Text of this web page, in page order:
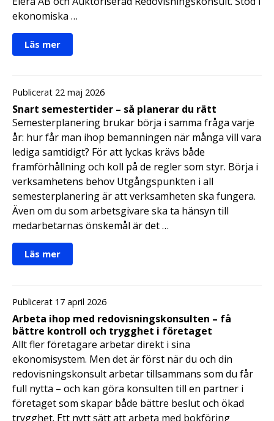
ekonomiska …
Läs mer
Publicerat 22 maj 2026
Snart semestertider – så planerar du rätt
Semesterplanering brukar börja i samma fråga varje
år: hur får man ihop bemanningen när många vill vara
lediga samtidigt? För att lyckas krävs både
framförhållning och koll på de regler som styr. Börja i
verksamhetens behov Utgångspunkten i all
semesterplanering är att verksamheten ska fungera.
Även om du som arbetsgivare ska ta hänsyn till
medarbetarnas önskemål är det …
Läs mer
Publicerat 17 april 2026
Arbeta ihop med redovisningskonsulten – få
bättre kontroll och trygghet i företaget
Allt fler företagare arbetar direkt i sina
ekonomisystem. Men det är först när du och din
redovisningskonsult arbetar tillsammans som du får
full nytta – och kan göra konsulten till en partner i
företaget som skapar både bättre beslut och ökad
trygghet. Ett nytt sätt att arbeta med bokföring